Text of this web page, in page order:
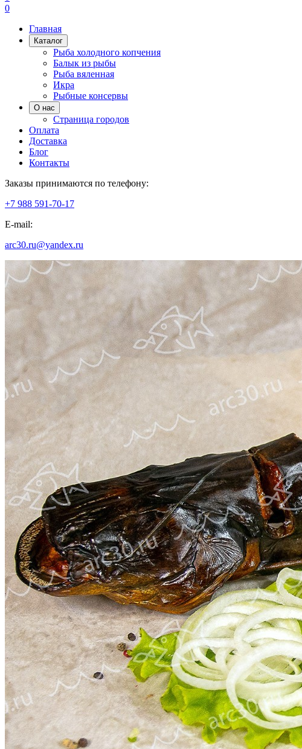
0
Главная
Каталог
Рыба холодного копчения
Балык из рыбы
Рыба вяленная
Икра
Рыбные консервы
О нас
Страница городов
Оплата
Доставка
Блог
Контакты
Заказы принимаются по телефону:
+7 988 591-70-17
E-mail:
arc30.ru@yandex.ru